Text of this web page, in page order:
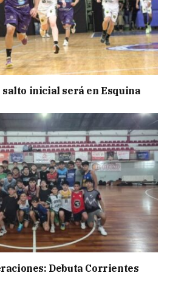
inicial será en Esquina
Debuta Corrientes